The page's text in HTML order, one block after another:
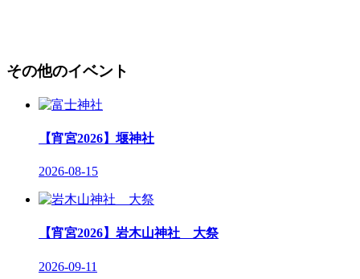
その他のイベント
【宵宮2026】堰神社
2026-08-15
【宵宮2026】岩木山神社 大祭
2026-09-11